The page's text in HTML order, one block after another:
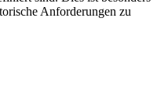
Anforderungen zu